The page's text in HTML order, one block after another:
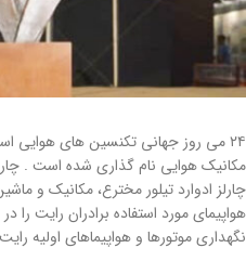
۲۴ می روز جهانی تکنسین های هوایی
مکانیک هوایی نام گذاری شده است .
چارلز ادوارد تیلور مخترع، مکانیک و
هواپیمای مورد استفاده برادران رایت
نگهداری موتورها و هواپیماهای اولیه